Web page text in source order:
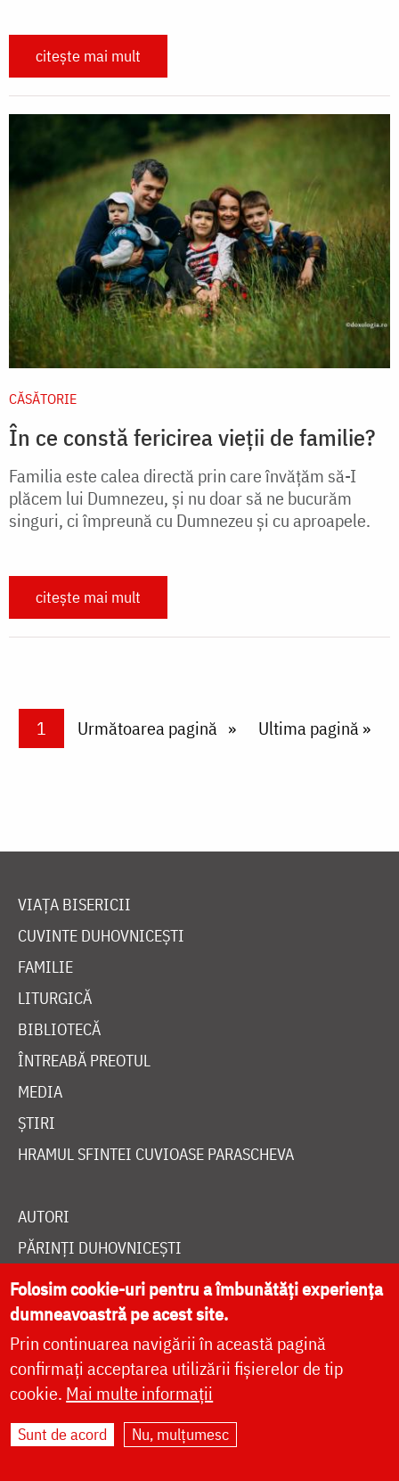
citește mai mult
CĂSĂTORIE
În ce constă fericirea vieții de familie?
Familia este calea directă prin care învățăm să-I
plăcem lui Dumnezeu, și nu doar să ne bucurăm
singuri, ci împreună cu Dumnezeu și cu aproapele.
citește mai mult
PaginareCurrent page
1 Next page
Următoarea pagină Last page
Ultima pagină »
VIAȚA BISERICII
CUVINTE DUHOVNICEȘTI
FAMILIE
LITURGICĂ
BIBLIOTECĂ
ÎNTREABĂ PREOTUL
MEDIA
ȘTIRI
HRAMUL SFINTEI CUVIOASE PARASCHEVA
AUTORI
PĂRINȚI DUHOVNICEȘTI
MAICI CU VIAȚĂ DUHOVNICEASCĂ
TEMATICĂ
SINAXAR ALFABETIC
MĂNĂSTIRI ȘI BISERICI
CALENDAR ORTODOX
WIDGET DOXOLOGIA
Folosim cookie-uri pentru a îmbunătăți experiența
dumneavoastră pe acest site.
Prin continuarea navigării în această pagină
confirmați acceptarea utilizării fișierelor de tip
cookie. Mai multe informații
Sunt de acord Nu, mulțumesc